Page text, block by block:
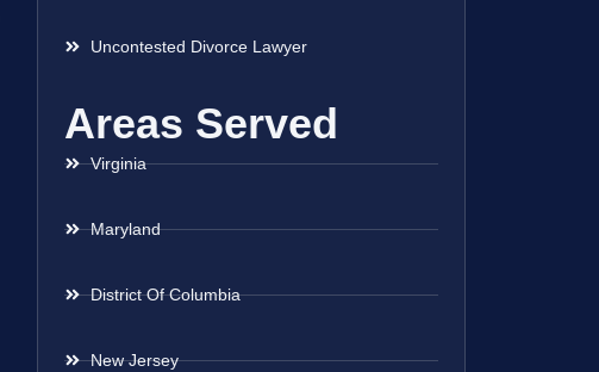
Uncontested Divorce Lawyer
Areas Served
Virginia
Maryland
District Of Columbia
New Jersey